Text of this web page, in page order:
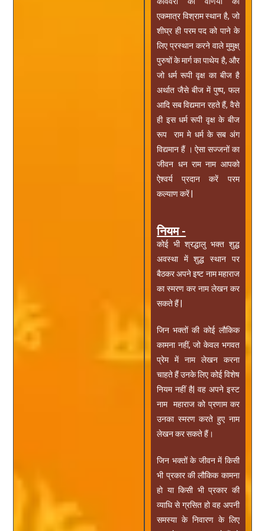
एकमात्र विश्राम स्थान है, जो
शीघ्र ही परम पद को पाने के
लिए प्रस्थान करने वाले मुमुक्ष्
पुरुषों के मार्ग का पाथेय है, और
जो धर्म रूपी वृक्ष का बीज है
अर्थात जैसे बीज में पुष्प, फल
आदि सब विद्यमान रहते हैं, वैसे
ही इस धर्म रूपी वृक्ष के बीज
रूप राम मे धर्म के सब अंग
विद्यमान हैं । ऐसा सज्जनों का
जीवन धन राम नाम आपको
ऐश्वर्य प्रदान करें परम
कल्याण करें |
नियम -
कोई भी श्रद्धालु भक्त शुद्ध
अवस्था में शुद्ध स्थान पर
बैठकर अपने इष्ट नाम महाराज
का स्मरण कर नाम लेखन कर
सकते हैं |
जिन भक्तों की कोई लौकिक
कामना नहीं, जो केवल भगवत
प्रेम में नाम लेखन करना
चाहते हैं उनके लिए कोई विशेष
नियम नहीं है| वह अपने इस्ट
नाम महाराज को प्रणाम कर
उनका स्मरण करते हुए नाम
लेखन कर सकते हैं।
जिन भक्तों के जीवन में किसी
भी प्रकार की लौकिक कामना
हो या किसी भी प्रकार की
व्याधि से ग्रसित हो वह अपनी
समस्या के निवारण के लिए